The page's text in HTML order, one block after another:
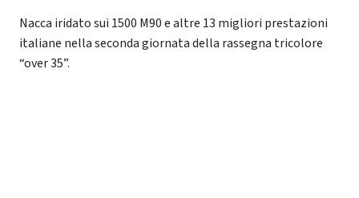
Nacca iridato sui 1500 M90 e altre 13 migliori prestazioni
italiane nella seconda giornata della rassegna tricolore
“over 35”.